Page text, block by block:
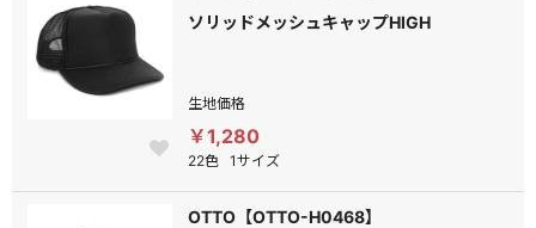
ソリッドメッシュキャップHIGH
生地価格
￥1,280
22色 1サイズ
OTTO【OTTO-H0468】